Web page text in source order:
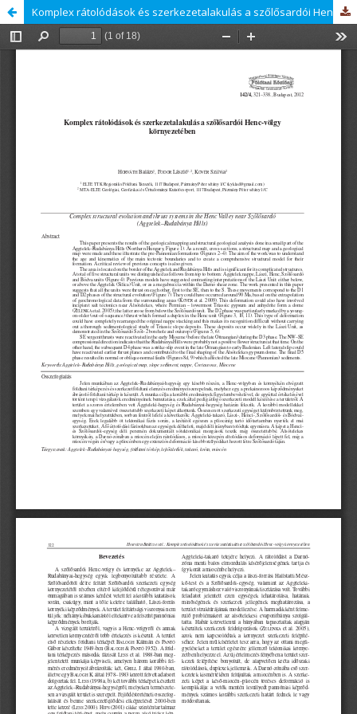
Komplex rátolódások és szerkezetalakulás a szőlősardói Henc-völgy környezetében